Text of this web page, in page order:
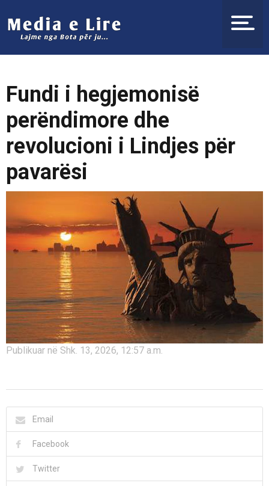
Fundi i hegjemonisë
perëndimore dhe
revolucioni i Lindjes për
pavarësi
Publikuar në Shk. 13, 2026, 12:57 a.m.
Email
Facebook
Twitter